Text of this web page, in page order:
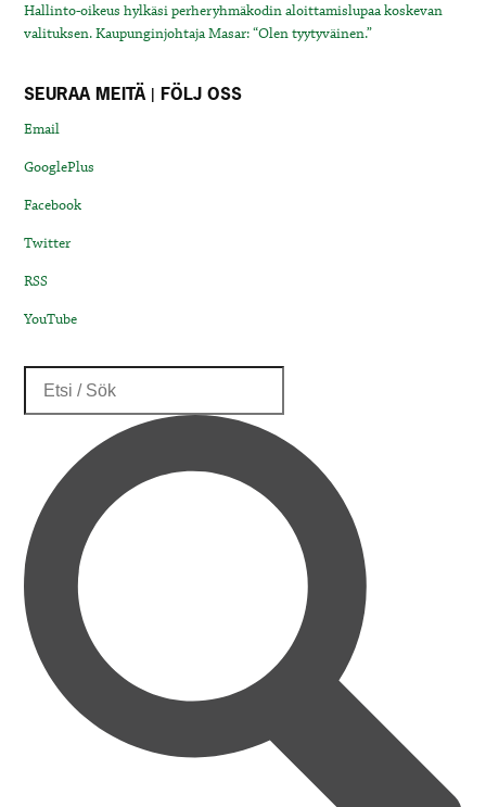
Hallinto-oikeus hylkäsi perheryhmäkodin aloittamislupaa koskevan
valituksen. Kaupunginjohtaja Masar: “Olen tyytyväinen.”
SEURAA MEITÄ | FÖLJ OSS
Email
GooglePlus
Facebook
Twitter
RSS
YouTube